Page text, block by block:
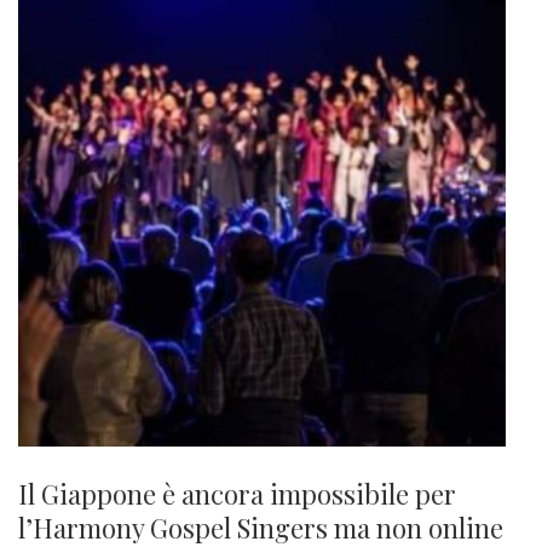
Il Giappone è ancora impossibile per
l’Harmony Gospel Singers ma non online